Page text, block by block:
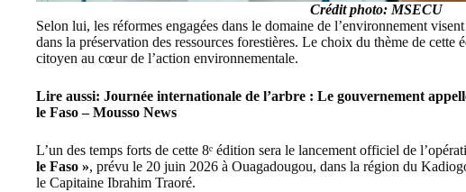
Crédit photo: MSECU
Selon lui, les réformes engagées dans le domaine de l’environnement
dans la préservation des ressources forestières. Le choix du thème de
citoyen au cœur de l’action environnementale.
Lire aussi: Journée internationale de l’arbre : Le gouvernement
le Faso – Mousso News
L’un des temps forts de cette 8ᵉ édition sera le lancement officiel de
le Faso », prévu le 20 juin 2026 à Ouagadougou, dans la région du
le Capitaine Ibrahim Traoré.